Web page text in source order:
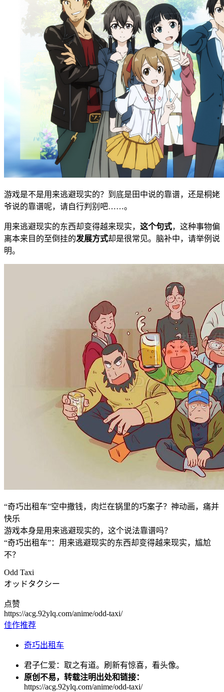
游戏是不是用来逃避现实的？到底是田中说的靠谱，还是桐姥
爷说的靠谱呢，请自行判别吧……。
用来逃避现实的东西却变得越来现实， 这个句式，这种事物偏
离本来目的至倒挂的发展方式却是很常见。脑补中，请举例说
明。
“奇巧出租车”空中撒钱，肉烂在锅里的巧案子？神动画，痛并
快乐
游戏本身是用来逃避现实的，这个说法靠谱吗？
“奇巧出租车”：用来逃避现实的东西却变得越来现实，尴尬
不？
Odd Taxi
オッドタクシー
点赞
https://acg.92ylq.com/anime/odd-taxi/
佳作推荐
奇巧出租车
君子仁爱：取之有道。刷新有惊喜，看头像。
原创不易，转载注明出处和链接：
https://acg.92ylq.com/anime/odd-taxi/